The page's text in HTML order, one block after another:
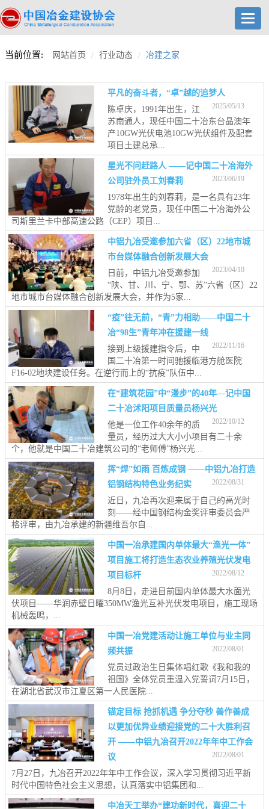
当前位置: 网站首页 行业动态 冶建之家
平凡的奋斗者，“卓”越的追梦人
2025/05/13
陈卓庆，1991年出生，江
苏南通人，现任中国二十冶东台晶澳年
产10GW光伏电池10GW光伏组件及配套
项目土建总承...
星光不问赶路人 ——记中国二十冶海外
公司驻外员工刘春莉
2023/06/19
1978年出生的刘春莉，是一名具有23年
党龄的老党员，现任中国二十冶海外公
司斯里兰卡中部高速公路（CEP）项目...
中铝九冶受邀参加六省（区）22地市城
市台媒体融合创新发展大会
2023/04/10
日前，中铝九冶受邀参加
“陕、甘、川、宁、鄂、苏”六省（区）22
地市城市台媒体融合创新发展大会，并作为5家...
“疫”往无前，“青”力相助——中国二十
冶“98生”青年冲在援建一线
2022/11/16
接到上级援建指令后，中
国二十冶第一时间驰援临港方舱医院
F16-02地块建设任务。在逆行而上的“抗疫”队伍中...
在“建筑花园”中“漫步”的40年—记中国
二十冶沭阳项目质量员杨兴光
2022/10/12
他是一位工作40余年的质
量员，经历过大大小小项目有二十余
个，他就是中国二十冶建筑公司的“老师傅”杨兴光...
挥“焊”如雨 百炼成钢 ——中铝九冶打造
铝钢结构特色业务纪实
2022/08/31
近日，九冶再次迎来属于自己的高光时
刻——经中国钢结构金奖评审委员会严
格评审，由九冶承建的新疆维吾尔自...
中国一冶承建国内单体最大“渔光一体”
项目施工将打造生态农业养殖光伏发电
项目标杆
2022/08/12
8月8日，走进目前国内单体最大水面光
伏项目——华润赤壁日曜350MW渔光互补光伏发电项目，施工现场
机械轰鸣，...
中国一冶党建活动让施工单位与业主同
频共振
2022/08/01
党员过政治生日集体唱红歌《我和我的
祖国》全体党员重温入党誓词7月15日，
在湖北省武汉市江夏区第一人民医院...
锚定目标 抢抓机遇 争分夺秒 善作善成
以更加优异业绩迎接党的二十大胜利召
开 ——中铝九冶召开2022年年中工作会
议
2022/08/01
7月27日，九冶召开2022年年中工作会议，深入学习贯彻习近平新
时代中国特色社会主义思想，认真落实中铝集团和...
中冶天工举办“建功新时代，喜迎二十